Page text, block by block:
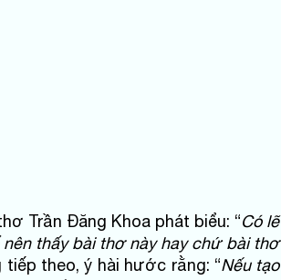
Trần Đăng Khoa phát biểu: “Có lẽ
thấy bài thơ này hay chứ bài thơ
theo, ý hài hước rằng: “Nếu tạo